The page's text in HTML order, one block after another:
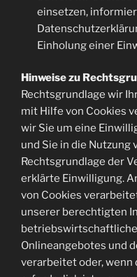
einsetzen,
Einholung einer
Hinweise zu
Rechtsgrundlage wir
mit Hilfe von Cookies
wir Sie um eine
und Sie in die Nutzung
Rechtsgrundlage der
erklärte Einwilligung.
von Cookies
unserer berechtigten
Onlineangebotes und
verarbeitet oder, wenn